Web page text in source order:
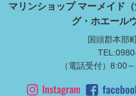
マリンショップ マーメイド
グ・ホエール
国頭郡本部
（電話受付）8:00